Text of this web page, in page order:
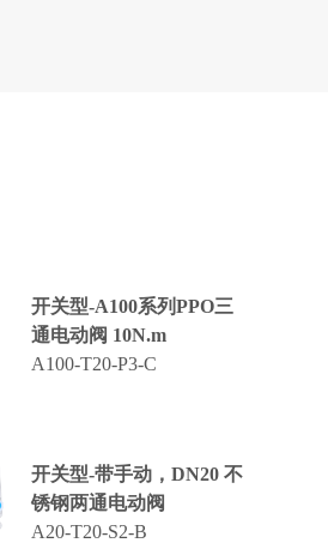
开关型-A100系列PPO三
通电动阀 10N.m
A100-T20-P3-C
开关型-带手动，DN20 不
锈钢两通电动阀
A20-T20-S2-B